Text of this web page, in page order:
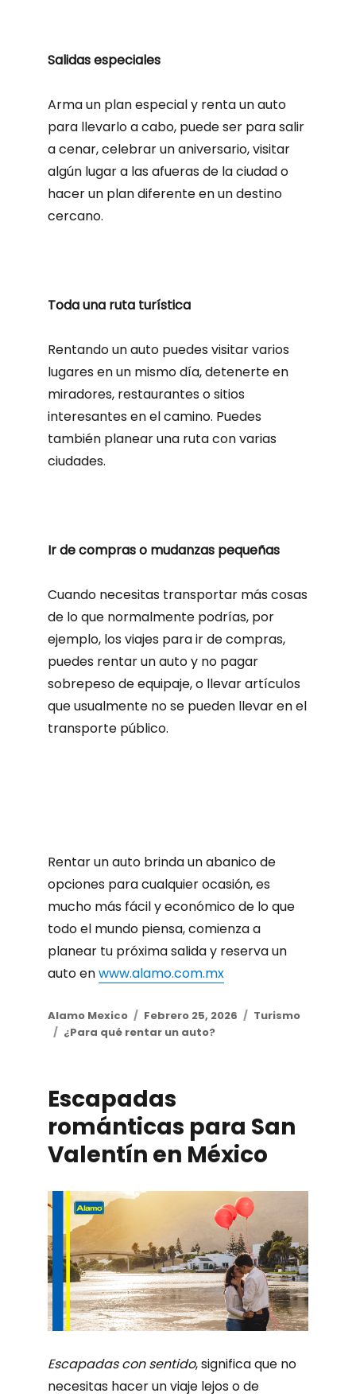
Salidas especiales
Arma un plan especial y renta un auto
para llevarlo a cabo, puede ser para salir
a cenar, celebrar un aniversario, visitar
algún lugar a las afueras de la ciudad o
hacer un plan diferente en un destino
cercano.
Toda una ruta turística
Rentando un auto puedes visitar varios
lugares en un mismo día, detenerte en
miradores, restaurantes o sitios
interesantes en el camino. Puedes
también planear una ruta con varias
ciudades.
Ir de compras o mudanzas pequeñas
Cuando necesitas transportar más cosas
de lo que normalmente podrías, por
ejemplo, los viajes para ir de compras,
puedes rentar un auto y no pagar
sobrepeso de equipaje, o llevar artículos
que usualmente no se pueden llevar en el
transporte público.
Rentar un auto brinda un abanico de
opciones para cualquier ocasión, es
mucho más fácil y económico de lo que
todo el mundo piensa, comienza a
planear tu próxima salida y reserva un
auto enwww.alamo.com.mx
Author
Alamo Mexico
Posted
on
Febrero 25, 2026 Categories
Turismo
Tags
¿Para qué rentar un auto?
Escapadas
románticas para San
Valentín en México
Escapadas con sentido, significa que no
necesitas hacer un viaje lejos o de